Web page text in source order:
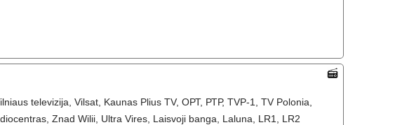
televizija, Vilsat, Kaunas Plius TV, ОРТ, РТР, TVP-1, TV Polonia,
Znad Wilii, Ultra Vires, Laisvoji banga, Laluna, LR1, LR2